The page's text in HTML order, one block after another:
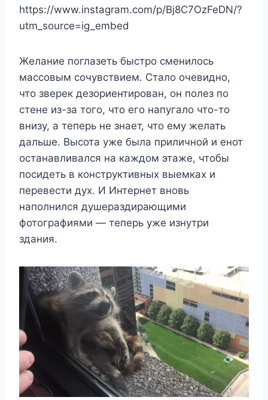
https://www.instagram.com/p/Bj8C7OzFeDN/?
utm_source=ig_embed
Желание поглазеть быстро сменилось
массовым сочувствием. Стало очевидно,
что зверек дезориентирован, он полез по
стене из-за того, что его напугало что-то
внизу, а теперь не знает, что ему желать
дальше. Высота уже была приличной и енот
останавливался на каждом этаже, чтобы
посидеть в конструктивных выемках и
перевести дух. И Интернет вновь
наполнился душераздирающими
фотографиями — теперь уже изнутри
здания.